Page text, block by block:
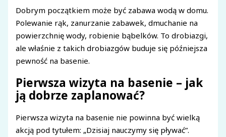
Dobrym początkiem może być zabawa wodą w domu.
Polewanie rąk, zanurzanie zabawek, dmuchanie na
powierzchnię wody, robienie bąbelków. To drobiazgi,
ale właśnie z takich drobiazgów buduje się późniejsza
pewność na basenie.
Pierwsza wizyta na basenie – jak
ją dobrze zaplanować?
Pierwsza wizyta na basenie nie powinna być wielką
akcją pod tytułem: „Dzisiaj nauczymy się pływać”.